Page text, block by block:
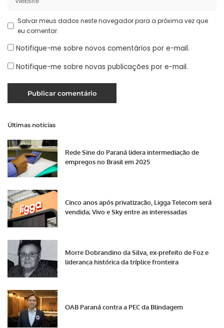
Salvar meus dados neste navegador para a próxima vez que
eu comentar.
Notifique-me sobre novos comentários por e-mail.
Notifique-me sobre novas publicações por e-mail.
Últimas notícias
Rede Sine do Paraná lidera intermediação de
empregos no Brasil em 2025
Cinco anos após privatização, Ligga Telecom será
vendida; Vivo e Sky entre as interessadas
Morre Dobrandino da Silva, ex-prefeito de Foz e
liderança histórica da tríplice fronteira
OAB Paraná contra a PEC da Blindagem